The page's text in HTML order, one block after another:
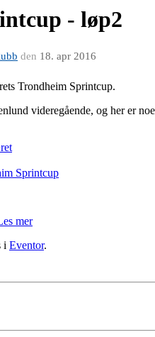
- løp2
den 18. apr 2016
Trondheim Sprintcup.
videregående, og her er
Sprintcup
mer
i Eventor.